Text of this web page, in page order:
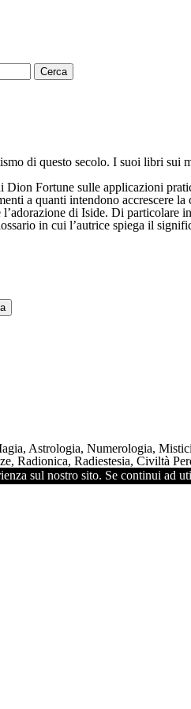
di questo secolo. I suoi libri
Fortune sulle applicazioni
a quanti intendono accrescere
di Iside. Di particolare
in cui l’autrice spiega il
Astrologia, Numerologia,
Radionica, Radiestesia, Civiltà
sul nostro sito. Se continui ad